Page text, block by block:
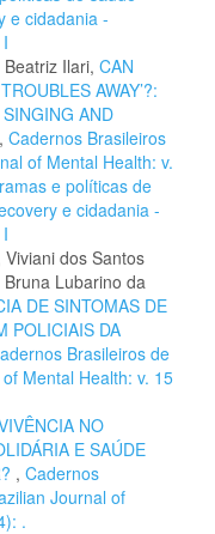
e cidadania -
Ilari, CAN
AWAY’?:
AND
, Cadernos Brasileiros
of Mental Health: v.
e políticas de
e cidadania -
dos Santos
Lubarino da
DE SINTOMAS DE
POLICIAIS DA
Brasileiros de
Mental Health: v. 15
NO
E SAÚDE
, Cadernos
Journal of
.